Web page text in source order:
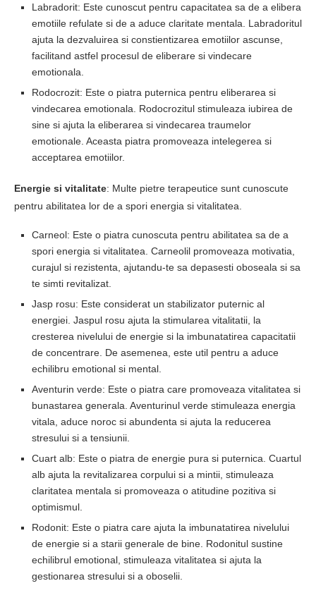
Labradorit: Este cunoscut pentru capacitatea sa de a elibera
emotiile refulate si de a aduce claritate mentala. Labradoritul
ajuta la dezvaluirea si constientizarea emotiilor ascunse,
facilitand astfel procesul de eliberare si vindecare
emotionala.
Rodocrozit: Este o piatra puternica pentru eliberarea si
vindecarea emotionala. Rodocrozitul stimuleaza iubirea de
sine si ajuta la eliberarea si vindecarea traumelor
emotionale. Aceasta piatra promoveaza intelegerea si
acceptarea emotiilor.
Energie si vitalitate: Multe pietre terapeutice sunt cunoscute
pentru abilitatea lor de a spori energia si vitalitatea.
Carneol: Este o piatra cunoscuta pentru abilitatea sa de a
spori energia si vitalitatea. Carneolil promoveaza motivatia,
curajul si rezistenta, ajutandu-te sa depasesti oboseala si sa
te simti revitalizat.
Jasp rosu: Este considerat un stabilizator puternic al
energiei. Jaspul rosu ajuta la stimularea vitalitatii, la
cresterea nivelului de energie si la imbunatatirea capacitatii
de concentrare. De asemenea, este util pentru a aduce
echilibru emotional si mental.
Aventurin verde: Este o piatra care promoveaza vitalitatea si
bunastarea generala. Aventurinul verde stimuleaza energia
vitala, aduce noroc si abundenta si ajuta la reducerea
stresului si a tensiunii.
Cuart alb: Este o piatra de energie pura si puternica. Cuartul
alb ajuta la revitalizarea corpului si a mintii, stimuleaza
claritatea mentala si promoveaza o atitudine pozitiva si
optimismul.
Rodonit: Este o piatra care ajuta la imbunatatirea nivelului
de energie si a starii generale de bine. Rodonitul sustine
echilibrul emotional, stimuleaza vitalitatea si ajuta la
gestionarea stresului si a oboselii.